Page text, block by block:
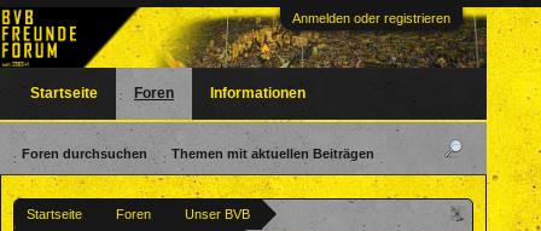
Anmelden oder registrieren
Startseite Foren
Unser BVB
Startseite Foren
Foren durchsuchen Themen mit aktuellen Beiträgen
Informationen